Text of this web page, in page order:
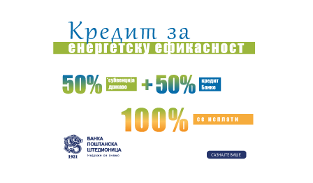
01:11:Android 17 dobija funkciju za proveru autentičnosti
Android sist...
01:11:MiniPlasma: stara ranjivost Windowsa ponovo aktuelna
Hakovan sajt popularnog JDownloadera, korisnici
01:11:Google uvodi Android Intrusion Logging za otkrivanje